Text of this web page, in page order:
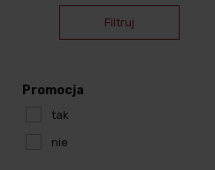
Filtruj
Promocja
tak
nie